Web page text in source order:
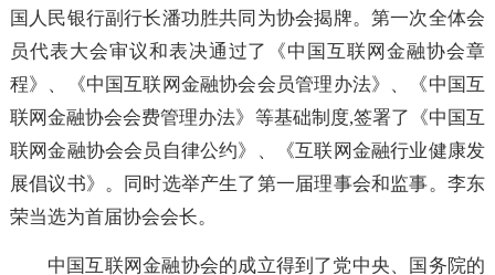
成立会议暨第一次全体会员代表大会,上海市市长杨雄和
国人民银行副行长潘功胜共同为协会揭牌。第一次全体
员代表大会审议和表决通过了《中国互联网金融协会
程》、《中国互联网金融协会会员管理办法》、《中国
联网金融协会会费管理办法》等基础制度,签署了《中国
联网金融协会会员自律公约》、《互联网金融行业健康
展倡议书》。同时选举产生了第一届理事会和监事。李
荣当选为首届协会会长。